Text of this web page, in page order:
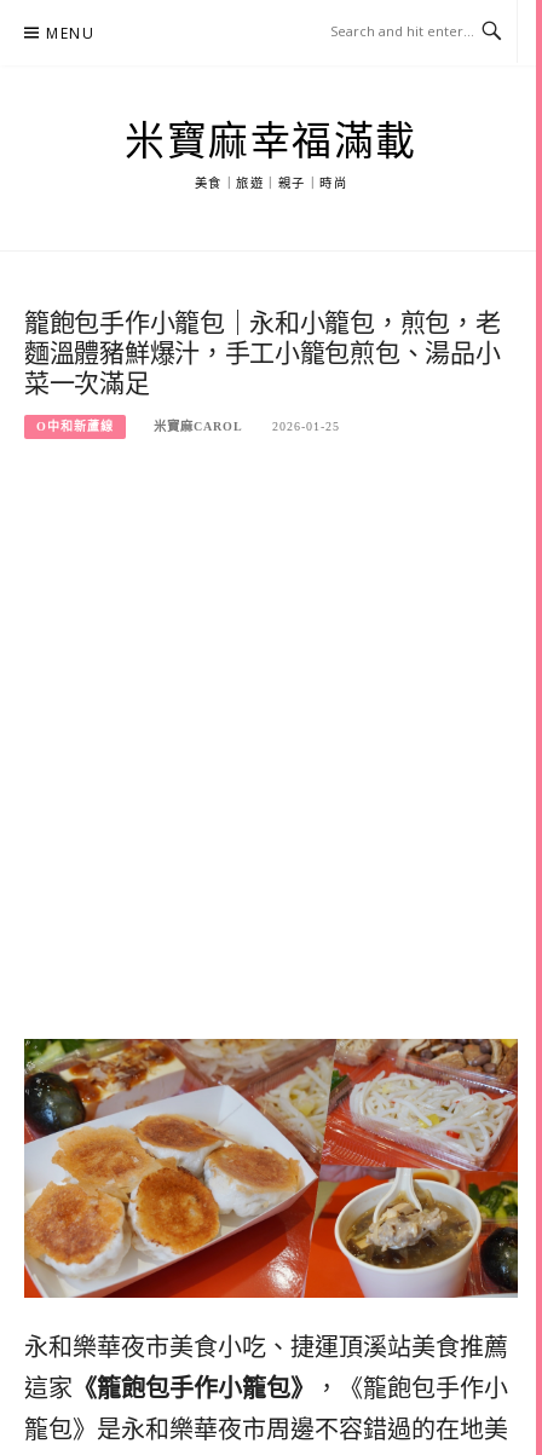
MENU
米寶麻幸福滿載
美食｜旅遊｜親子｜時尚
籠飽包手作小籠包｜永和小籠包，煎包，老
麵溫體豬鮮爆汁，手工小籠包煎包、湯品小
菜一次滿足
O中和新蘆線 米寶麻CAROL 2026-01-25
永和樂華夜市美食小吃、捷運頂溪站美食推薦
這家 《籠飽包手作小籠包》
，《籠飽包手作小
籠包》是永和樂華夜市周邊不容錯過的在地美